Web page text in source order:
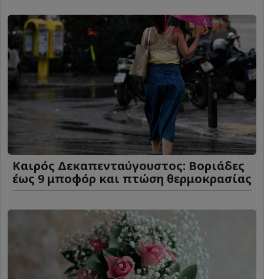
Καιρός Δεκαπενταύγουστος: Βοριάδες
έως 9 μποφόρ και πτώση θερμοκρασίας